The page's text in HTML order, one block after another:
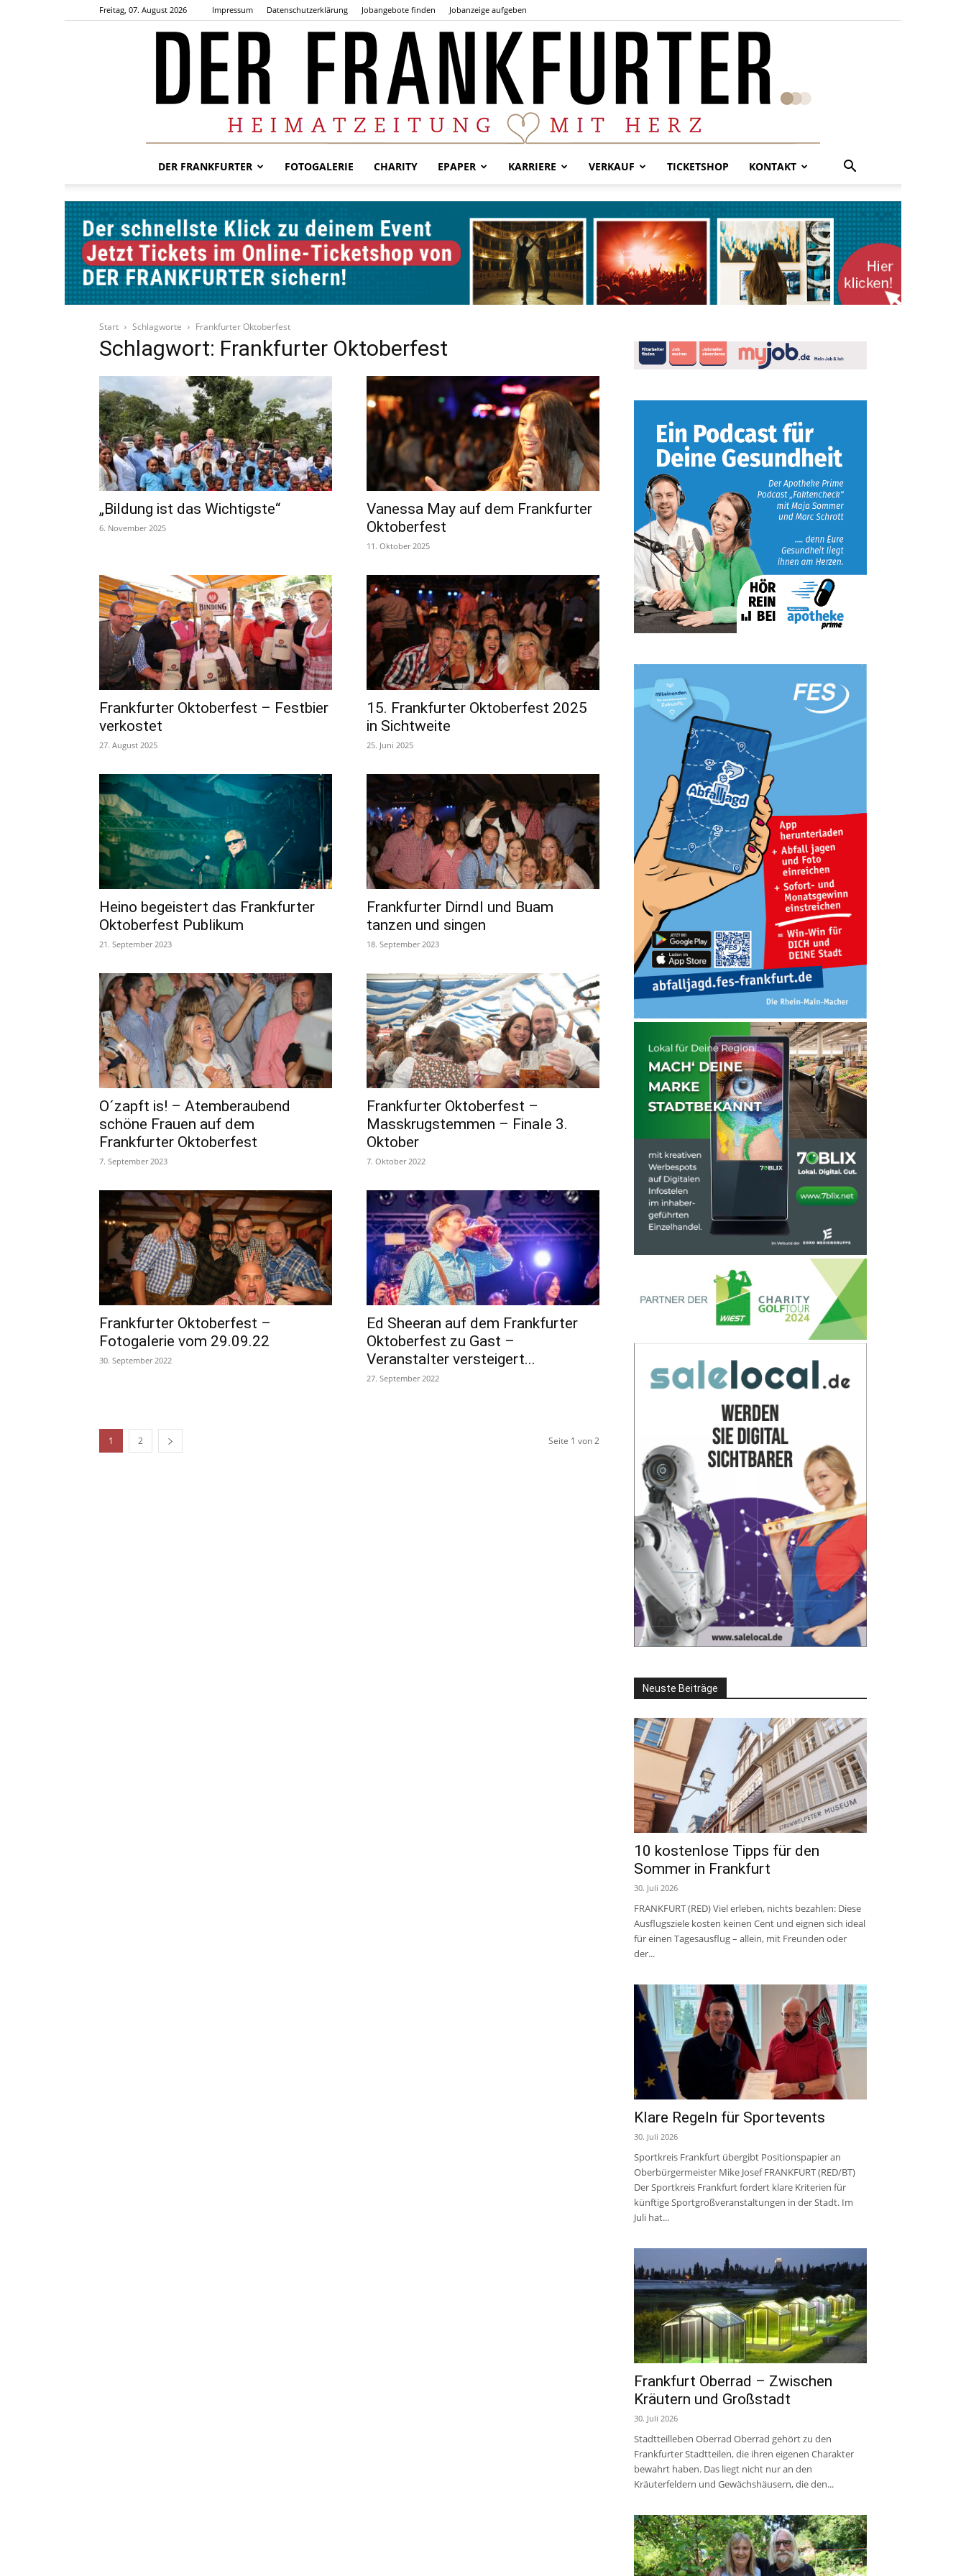
Freitag, 07. August 2026 Impressum Datenschutzerklärung Jobangebote finden Jobanzeige aufgeben
Frankfurter
DER FRANKFURTER FOTOGALERIE CHARITY EPAPER KARRIERE VERKAUF TICKETSHOP KONTAKT
Start Schlagworte Frankfurter Oktoberfest
Schlagwort: Frankfurter Oktoberfest
„Bildung ist das Wichtigste“
6. November 2025
Vanessa May auf dem Frankfurter
Oktoberfest
11. Oktober 2025
Frankfurter Oktoberfest – Festbier
verkostet
27. August 2025
15. Frankfurter Oktoberfest 2025
in Sichtweite
25. Juni 2025
Heino begeistert das Frankfurter
Oktoberfest Publikum
21. September 2023
Frankfurter Dirndl und Buam
tanzen und singen
18. September 2023
O´zapft is! – Atemberaubend
schöne Frauen auf dem
Frankfurter Oktoberfest
7. September 2023
Frankfurter Oktoberfest –
Masskrugstemmen – Finale 3.
Oktober
7. Oktober 2022
Frankfurter Oktoberfest –
Fotogalerie vom 29.09.22
30. September 2022
Ed Sheeran auf dem Frankfurter
Oktoberfest zu Gast –
Veranstalter versteigert...
27. September 2022
1 2 Seite 1 von 2
Neuste Beiträge
10 kostenlose Tipps für den
Sommer in Frankfurt
30. Juli 2026
FRANKFURT (RED) Viel erleben, nichts bezahlen: Diese
Ausflugsziele kosten keinen Cent und eignen sich ideal
für einen Tagesausflug – allein, mit Freunden oder
der...
Klare Regeln für Sportevents
30. Juli 2026
Sportkreis Frankfurt übergibt Positionspapier an
Oberbürgermeister Mike Josef FRANKFURT (RED/BT)
Der Sportkreis Frankfurt fordert klare Kriterien für
künftige Sportgroßveranstaltungen in der Stadt. Im
Juli hat...
Frankfurt Oberrad – Zwischen
Kräutern und Großstadt
30. Juli 2026
Stadtteilleben Oberrad Oberrad gehört zu den
Frankfurter Stadtteilen, die ihren eigenen Charakter
bewahrt haben. Das liegt nicht nur an den
Kräuterfeldern und Gewächshäusern, die den...